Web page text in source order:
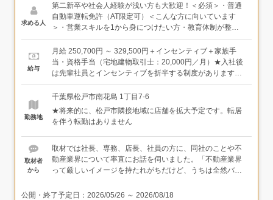
お客様の対応（ポータルサイト、電話、HP、現地販売会な
ど）・物件案内・契約業務など＜入社後は＞まずは物件を
覚えることと、反響へのレスポンスの徹底から。この2つ
りやすいポイントです。お客様対応の仕方については、先
輩の案内に同席し流れを覚えていきましょう。ひとり立ち
後も店長や副店長、先輩社員に気軽に相談できる環境で
ポートした案件でも歩合（貢献割合に応じた報酬）を支給
しています★将来的に、松戸市隣接地域に店舗を拡大予定
です。転居を伴う転勤はありません。店長を目指すことも
可能です！★資格取得支援を行っています（宅地建物取引
士：20,000円／月）
求める人
第二新卒や社会人経験が浅い方も大歓迎！＜必須＞・普通
自動車運転免許（AT限定可）＜こんな方に向いています
＞・営業スキルを1から身につけたい方・教育体制が整っ
た環境で働きたい方
給与
月給 250,700円 ～ 329,500円＋インセンティブ＋家族手
当・資格手当（宅地建物取引士：20,000円／月）★入社後
は先輩社員とインセンティブを折半する制度があります。
そのため、収入が上がらないという焦りやプレッシャーを
感じることなく、少しずつ仕事に慣れていけます。【想定
年収例】年収480万円 20代（業界経験2年） 年収700万
円 30代（業界経験3年）年収1,000万円 40代（業界経験
20年）
勤務地
千葉県松戸市南花島 1丁目7-6
★将来的に、松戸市隣接地域に店舗を拡大予定です。転居
を伴う転勤はありません
取材者
から
取材では社長、専務、店長、社員の方に、同社のことや不
動産業界について率直にお話を伺いました。「不動産業界
って厳しいイメージを持たれがちだけど、うちは全然バチ
り、取材中は終始和やかで、時には冗談を交わしながら楽
公開・終了予定日： 2026/05/26 ～ 2026/08/18